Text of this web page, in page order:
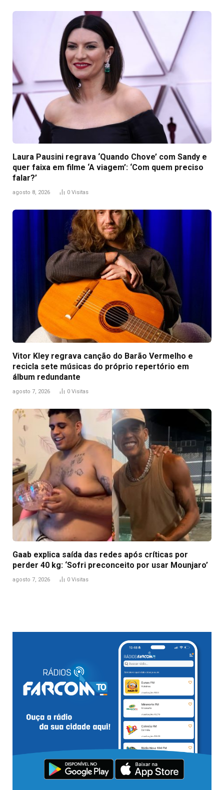
Laura Pausini regrava ‘Quando Chove’ com Sandy e
quer faixa em filme ‘A viagem’: ‘Com quem preciso
falar?’
agosto 8, 2026 0 Visitas
Vitor Kley regrava canção do Barão Vermelho e
recicla sete músicas do próprio repertório em
álbum redundante
agosto 7, 2026 0 Visitas
Gaab explica saída das redes após críticas por
perder 40 kg: ‘Sofri preconceito por usar Mounjaro’
agosto 7, 2026 0 Visitas